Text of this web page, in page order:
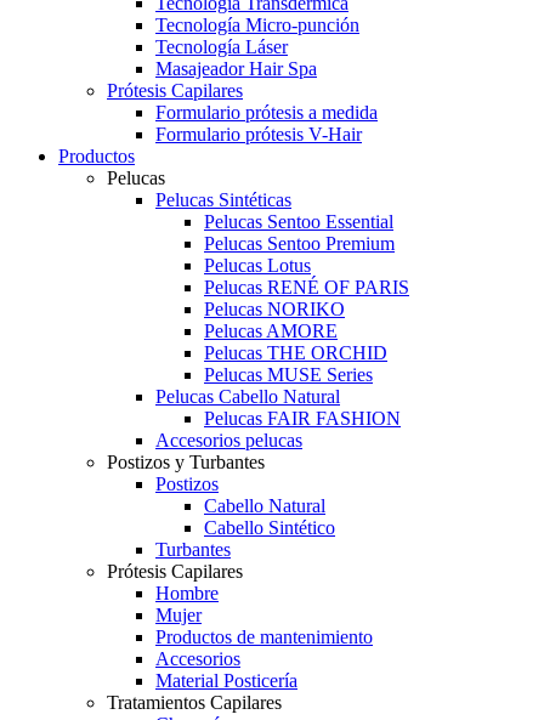
Tecnología Micro-punción
Tecnología Láser
Masajeador Hair Spa
Prótesis Capilares
Formulario prótesis a medida
Formulario prótesis V-Hair
Productos
Pelucas
Pelucas Sintéticas
Pelucas Sentoo Essential
Pelucas Sentoo Premium
Pelucas Lotus
Pelucas RENÉ OF PARIS
Pelucas NORIKO
Pelucas AMORE
Pelucas THE ORCHID
Pelucas MUSE Series
Pelucas Cabello Natural
Pelucas FAIR FASHION
Accesorios pelucas
Postizos y Turbantes
Postizos
Cabello Natural
Cabello Sintético
Turbantes
Prótesis Capilares
Hombre
Mujer
Productos de mantenimiento
Accesorios
Material Posticería
Tratamientos Capilares